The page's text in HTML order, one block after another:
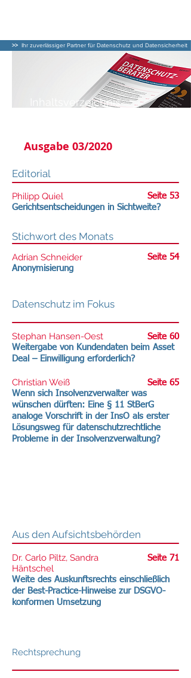
>> Ihr zuverlässiger Partner für Datenschutz und Datensicherheit
Inhaltsverzeichnis
Ausgabe 03/2020
Editorial
Philipp Quiel
Seite 53
Gerichtsentscheidungen in Sichtweite?
Stichwort des Monats
Adrian Schneider
Seite 54
Anonymisierung
Datenschutz im Fokus
Stephan Hansen-Oest
Weitergabe von Kundendaten beim Asset
Deal – Einwilligung erforderlich?
Seite 60
Christian Weiß
Seite 65
Wenn sich Insolvenzverwalter was
wünschen dürften: Eine § 11 StBerG
analoge Vorschrift in der InsO als erster
Lösungsweg für datenschutzrechtliche
Probleme in der Insolvenzverwaltung?
Aus den Aufsichtsbehörden
Dr. Carlo Piltz, Sandra
Häntschel
Weite des Auskunftsrechts einschließlich
der Best-Practice-Hinweise zur DSGVO-
konformen Umsetzung
Seite 71
Rechtsprechung